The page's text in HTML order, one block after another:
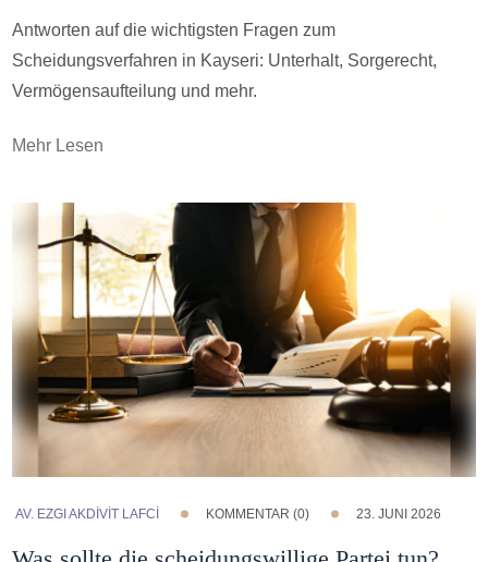
Antworten auf die wichtigsten Fragen zum
Scheidungsverfahren in Kayseri: Unterhalt, Sorgerecht,
Vermögensaufteilung und mehr.
Mehr Lesen
AV. EZGI AKDİVİT LAFCİ KOMMENTAR (0) 23. JUNI 2026